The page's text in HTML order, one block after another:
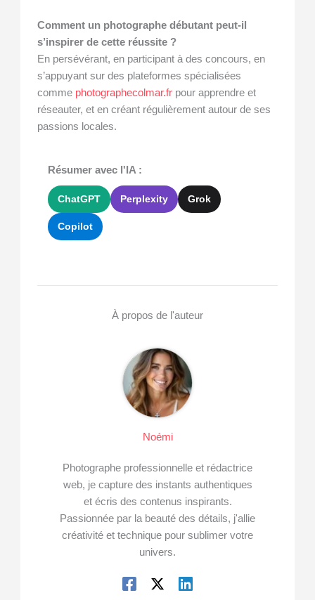
Comment un photographe débutant peut-il
s’inspirer de cette réussite ?
En persévérant, en participant à des concours, en
s’appuyant sur des plateformes spécialisées
comme photographecolmar.fr pour apprendre et
réseauter, et en créant régulièrement autour de ses
passions locales.
Résumer avec l'IA :
ChatGPT Perplexity Grok
Copilot
À propos de l'auteur
Noémi
Photographe professionnelle et rédactrice
web, je capture des instants authentiques
et écris des contenus inspirants.
Passionnée par la beauté des détails, j'allie
créativité et technique pour sublimer votre
univers.